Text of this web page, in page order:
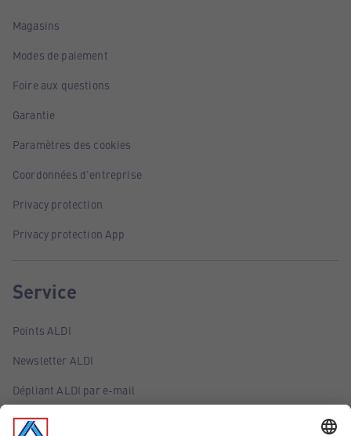
Magasins
Modes de paiement
Foire aux questions
Garantie
Paramètres des cookies
Coordonnées d'entreprise
Privacy protection
Privacy protection App
Service
Points ALDI
Newsletter ALDI
Dépliant ALDI par e-mail
Offres